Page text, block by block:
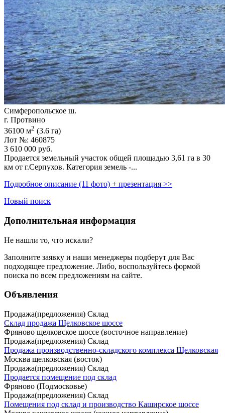
Симферопольское ш.
г. Протвино
36100 м2 (3.6 га)
Лот №: 460875
3 610 000 руб.
Продается земельный участок общей площадью 3,­61 га в 30
км от г.Серпухов. Категория земель -...
Подробное описание (11 фото) + презентация >>
Новый поиск
Дополнительная информация
Не нашли то, что искали?
Заполните заявку и наши менеджеры подберут для Вас
подходящее предложение. Либо, воспользуйтесь формой
поиска по всем предложениям на сайте.
Объявления
Продажа(предложения) Склад
Склад продажа Щелковское шоссе
Фряново щелковское шоссе (восточное направление)
Продажа(предложения) Склад
Продажа производственно-складского комплекса Щелковская
Москва щелковская (восток)
Продажа(предложения) Склад
Продается помещение под склад
Фряново (Подмосковье)
Продажа(предложения) Склад
Помещения под склад и производство Каширское шоссе